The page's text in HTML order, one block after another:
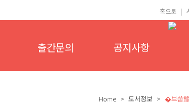
홈으로 |
출간문의 공지사항
Home > 도서정보 > �브쑴